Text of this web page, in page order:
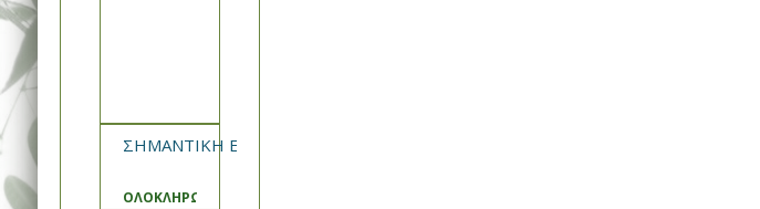
ΣΗΜΑΝΤΙΚΗ ΕΝΗΜΕΡΩΣΗ ΣΦΗΠ
ΟΛΟΚΛΗΡΩΣΗ ΑΝΑΒΑΘΜΙΣΗΣ ΚΑΙ ΣΥΝΤΗΡΗΣΗΣ ΣΥΣΤΗΜΑΤΟΣ